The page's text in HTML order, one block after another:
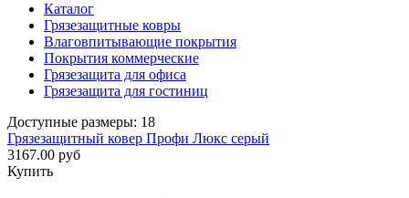
Каталог
Грязезащитные ковры
Влаговпитывающие покрытия
Покрытия коммерческие
Грязезащита для офиса
Грязезащита для гостиниц
Доступные размеры: 18
Грязезащитный ковер Профи Люкс серый
3167.00 руб
Купить